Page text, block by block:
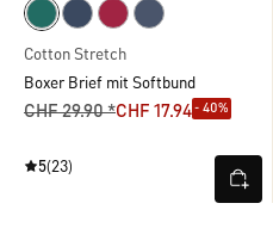
Cotton Stretch
Boxer Brief mit Softbund
CHF 29.90 *CHF 17.94- 40%
5(23)